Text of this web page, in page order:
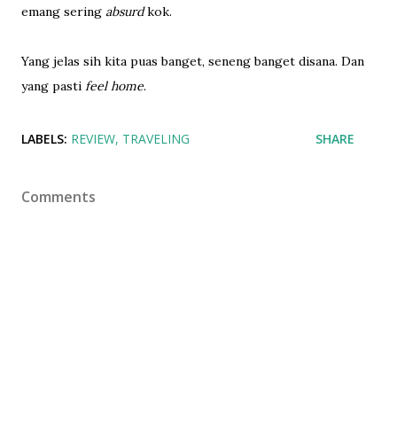
emang sering absurdkok.
Yang jelas sih kita puas banget, seneng banget disana. Dan
yang pasti feel home.
LABELS: REVIEW TRAVELING SHARE
Comments